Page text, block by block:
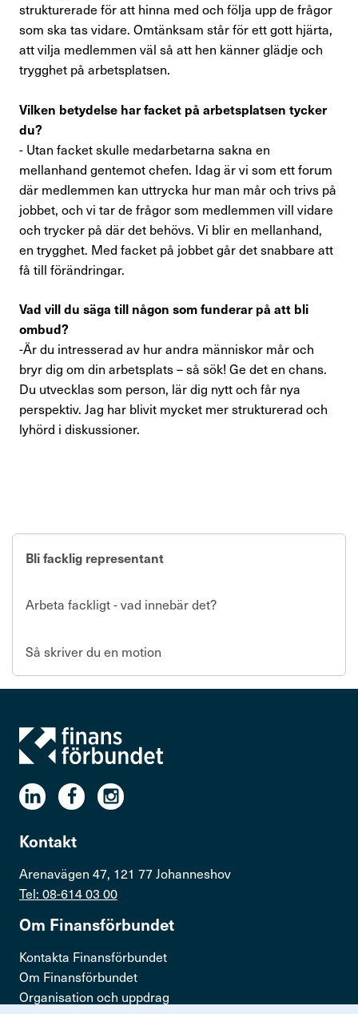
strukturerade för att hinna med och följa upp de frågor
som ska tas vidare. Omtänksam står för ett gott hjärta,
att vilja medlemmen väl så att hen känner glädje och
trygghet på arbetsplatsen.
Vilken betydelse har facket på arbetsplatsen tycker
du?
- Utan facket skulle medarbetarna sakna en
mellanhand gentemot chefen. Idag är vi som ett forum
där medlemmen kan uttrycka hur man mår och trivs på
jobbet, och vi tar de frågor som medlemmen vill vidare
och trycker på där det behövs. Vi blir en mellanhand,
en trygghet. Med facket på jobbet går det snabbare att
få till förändringar.
Vad vill du säga till någon som funderar på att bli
ombud?
-Är du intresserad av hur andra människor mår och
bryr dig om din arbetsplats – så sök! Ge det en chans.
Du utvecklas som person, lär dig nytt och får nya
perspektiv. Jag har blivit mycket mer strukturerad och
lyhörd i diskussioner.
Bli facklig representant
Arbeta fackligt - vad innebär det?
Så skriver du en motion
Kontakt
Arenavägen 47, 121 77 Johanneshov
Tel: 08-614 03 00
Om Finans­för­bundet
Kontakta Finansförbundet
Om Finansförbundet
Organisation och uppdrag